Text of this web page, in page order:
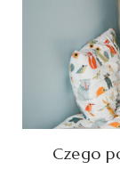
Czego